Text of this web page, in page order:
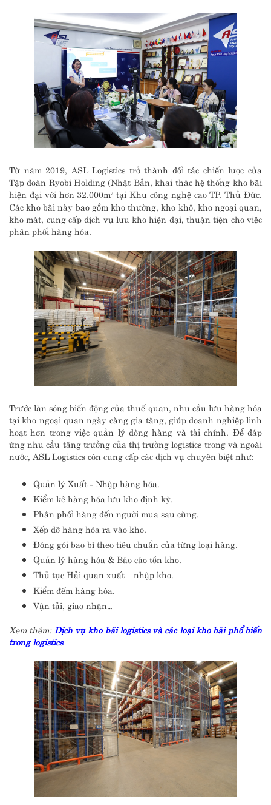
Từ năm 2019, ASL Logistics trở thành đối tác chiến lược của
Tập đoàn Ryobi Holding (Nhật Bản, khai thác hệ thống kho bãi
hiện đại với hơn 32.000m² tại Khu công nghệ cao TP. Thủ Đức.
Các kho bãi này bao gồm kho thường, kho khô, kho ngoại quan,
kho mát, cung cấp dịch vụ lưu kho hiện đại, thuận tiện cho việc
phân phối hàng hóa.
Trước làn sóng biến động của thuế quan, nhu cầu lưu hàng hóa
tại kho ngoại quan ngày càng gia tăng, giúp doanh nghiệp linh
hoạt hơn trong việc quản lý dòng hàng và tài chính. Để đáp
ứng nhu cầu tăng trưởng của thị trường logistics trong và ngoài
nước, ASL Logistics còn cung cấp các dịch vụ chuyên biệt như:
Quản lý Xuất - Nhập hàng hóa.
Kiểm kê hàng hóa lưu kho định kỳ.
Phân phối hàng đến người mua sau cùng.
Xếp dỡ hàng hóa ra vào kho.
Đóng gói bao bì theo tiêu chuẩn của từng loại hàng.
Quản lý hàng hóa & Báo cáo tồn kho.
Thủ tục Hải quan xuất – nhập kho.
Kiểm đếm hàng hóa.
Vận tải, giao nhận…
Xem thêm: Dịch vụ kho bãi logistics và các loại kho bãi phổ biến
trong logistics